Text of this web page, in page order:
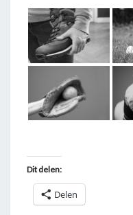
Dit delen:
Delen